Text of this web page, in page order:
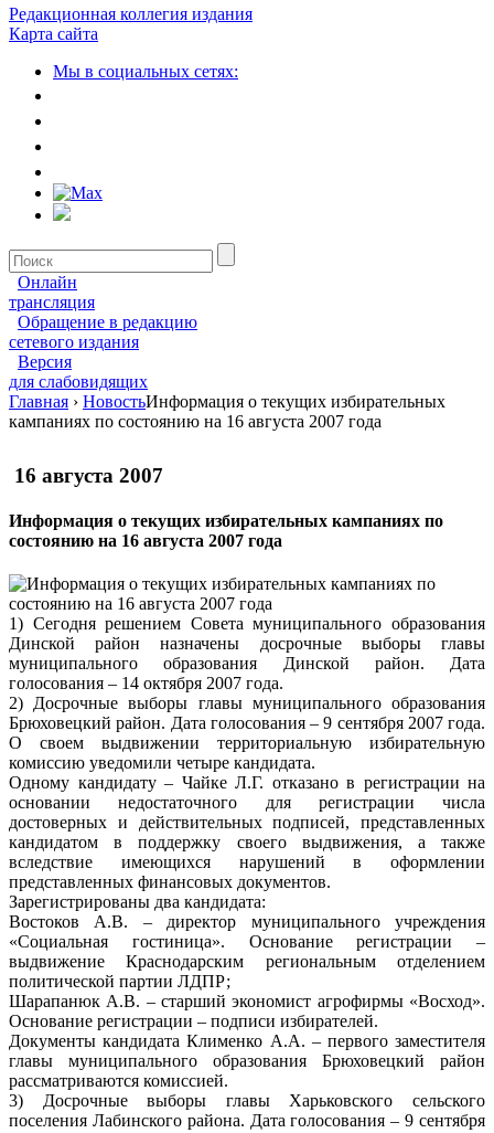
Редакционная коллегия издания
Карта сайта
Мы в социальных сетях:
Онлайн
трансляция
Обращение в редакцию
сетевого издания
Версия
для слабовидящих
Главная › НовостьИнформация о текущих избирательных
кампаниях по состоянию на 16 августа 2007 года
16 августа 2007
Информация о текущих избирательных кампаниях по
состоянию на 16 августа 2007 года
1) Сегодня решением Совета муниципального образования
Динской район назначены досрочные выборы главы
муниципального образования Динской район. Дата
голосования – 14 октября 2007 года.
2) Досрочные выборы главы муниципального образования
Брюховецкий район. Дата голосования – 9 сентября 2007 года.
О своем выдвижении территориальную избирательную
комиссию уведомили четыре кандидата.
Одному кандидату – Чайке Л.Г. отказано в регистрации на
основании недостаточного для регистрации числа
достоверных и действительных подписей, представленных
кандидатом в поддержку своего выдвижения, а также
вследствие имеющихся нарушений в оформлении
представленных финансовых документов.
Зарегистрированы два кандидата:
Востоков А.В. – директор муниципального учреждения
«Социальная гостиница». Основание регистрации –
выдвижение Краснодарским региональным отделением
политической партии ЛДПР;
Шарапанюк А.В. – старший экономист агрофирмы «Восход».
Основание регистрации – подписи избирателей.
Документы кандидата Клименко А.А. – первого заместителя
главы муниципального образования Брюховецкий район
рассматриваются комиссией.
3) Досрочные выборы главы Харьковского сельского
поселения Лабинского района. Дата голосования – 9 сентября